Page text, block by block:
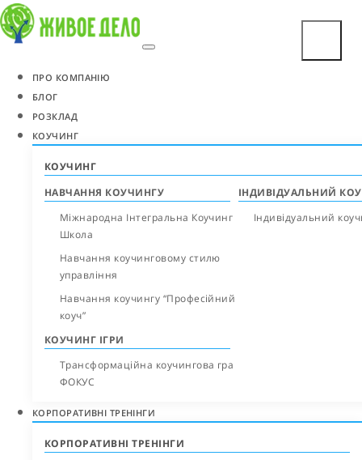
ПРО КОМПАНІЮ
БЛОГ
РОЗКЛАД
КОУЧИНГ
КОУЧИНГ
НАВЧАННЯ КОУЧИНГУ
Міжнародна Інтегральна Коучинг
Школа
Навчання коучинговому стилю
управління
Навчання коучингу “Професійний
коуч”
ІНДИВІДУАЛЬНИЙ
Індивідуальний
КОУЧИНГ ІГРИ
Трансформаційна коучингова гра
ФОКУС
КОРПОРАТИВНІ ТРЕНІНГИ
КОРПОРАТИВНІ ТРЕНІНГИ